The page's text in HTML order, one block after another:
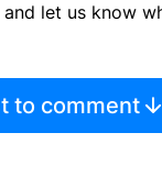
let us know
to comment